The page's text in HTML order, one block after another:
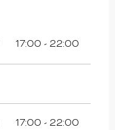
17:00 - 22:00
17:00 - 22:00